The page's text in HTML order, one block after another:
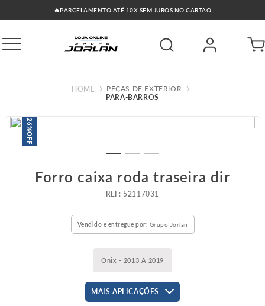
🔥PARCELAMENTO ATÉ 10X SEM JUROS NO CARTÃO
PEÇAS DE EXTERIOR
PARA-BARROS
26%
OFF
Forro caixa roda traseira dir
: 52117031
Vendido e entregue por: Grupo Jorlan
Onix - 2013 A 2019
MAIS APLICAÇÕES